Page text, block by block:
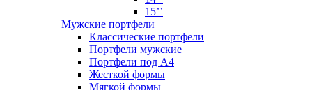
15’’
Мужские портфели
Классические портфели
Портфели мужские
Портфели под А4
Жесткой формы
Мягкой формы